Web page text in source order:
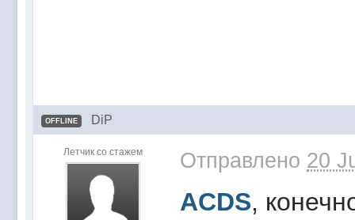
OFFLINE DiP
Летчик со стажем Отправлено 20
ACDS,